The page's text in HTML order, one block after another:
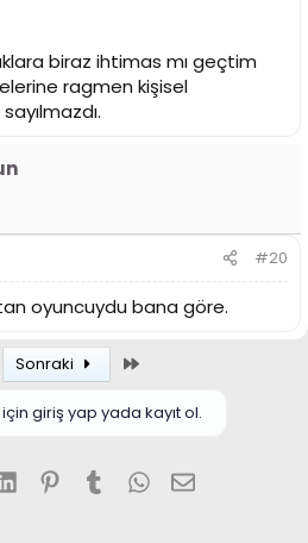
biraz ihtimas mı geçtim
ragmen kişisel
#20
oyuncuydu bana göre.
Sonraki
giriş yap yada kayıt ol.
LinkedInPinterest
TumblrWhatsApp
E-posta